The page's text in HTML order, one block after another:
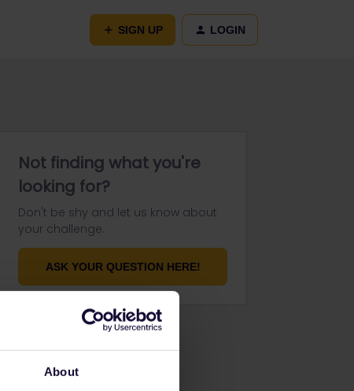
About
SIGN UP LOGIN
Not finding what you're
looking for?
Don't be shy and let us know about
your challenge.
ASK YOUR QUESTION HERE!